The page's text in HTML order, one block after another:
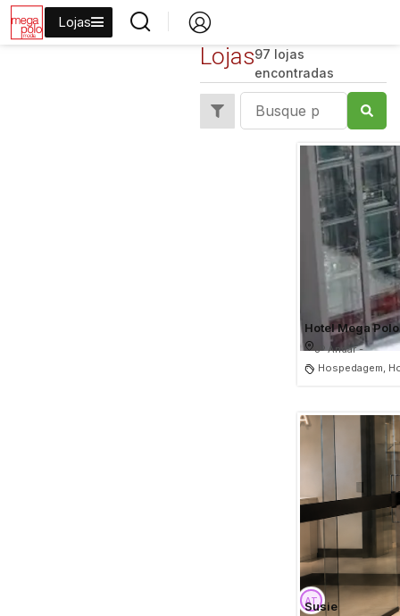
Lojas
Lojas97 lojas
encontradas
Hotel Mega Polo
3º Andar -
Hospedagem,
Susie